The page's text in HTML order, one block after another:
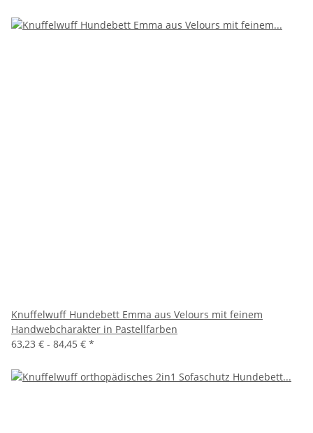
Knuffelwuff Hundebett Emma aus Velours mit feinem
Handwebcharakter in Pastellfarben
63,23 € - 84,45 € *